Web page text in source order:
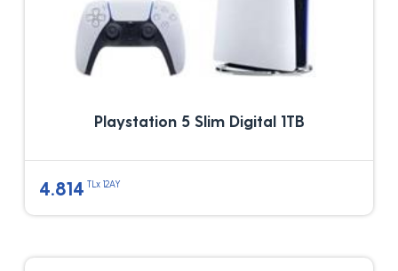
Playstation 5 Slim Digital 1TB
4.814 TLx 12AY